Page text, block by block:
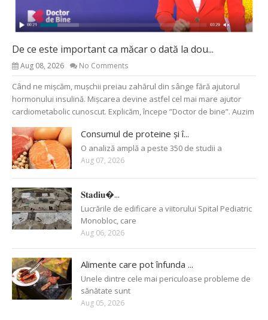
De ce este important ca măcar o dată la dou...
Aug 08, 2026 No Comments
Când ne mișcăm, mușchii preiau zahărul din sânge fără ajutorul
hormonului insulină. Mișcarea devine astfel cel mai mare ajutor
cardiometabolic cunoscut. Explicăm, începe ”Doctor de bine”. Auzim
Consumul de proteine și î...
O analiză amplă a peste 350 de studii a
Aug 07, 2026
𝐒𝐭𝐚𝐝𝐢𝐮�...
Lucrările de edificare a viitorului Spital Pediatric
Monobloc, care
Aug 06, 2026
Alimente care pot înfunda ...
Unele dintre cele mai periculoase probleme de
sănătate sunt
Aug 05, 2026